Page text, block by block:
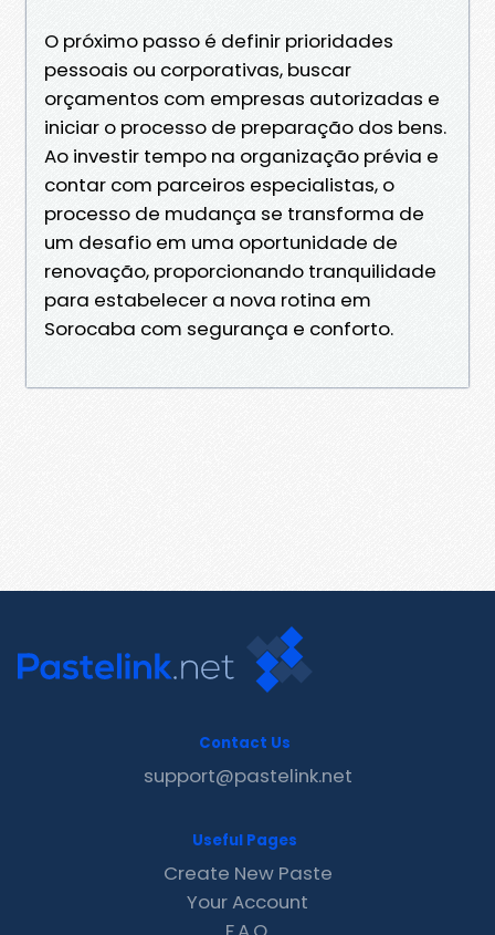
O próximo passo é definir prioridades
pessoais ou corporativas, buscar
orçamentos com empresas autorizadas e
iniciar o processo de preparação dos bens.
Ao investir tempo na organização prévia e
contar com parceiros especialistas, o
processo de mudança se transforma de
um desafio em uma oportunidade de
renovação, proporcionando tranquilidade
para estabelecer a nova rotina em
Sorocaba com segurança e conforto.
Contact Us
support@pastelink.net
Useful Pages
Create New Paste
Your Account